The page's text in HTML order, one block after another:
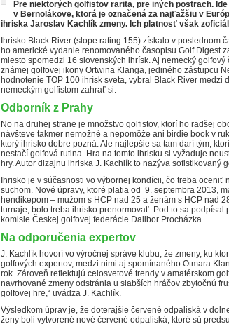
Pre niektorých golfistov rarita, pre iných postrach.
v Bernolákove, ktorá je označená za najťažšiu v
ihriska Jaroslav Kachlík zmeny. Ich platnosť však
Ihrisko Black River (slope rating 155) získalo v poslednom
ho americké vydanie renomovaného časopisu Golf Digest
miesto spomedzi 16 slovenských ihrísk. Aj nemecký
známej golfovej ikony Ortwina Klanga, jediného zástupcu
hodnotenie TOP 100 ihrísk sveta, vybral Black River
nemeckým golfistom zahrať si.
Odborník z Prahy
No na druhej strane je množstvo golfistov, ktorí ho radšej
návšteve takmer nemožné a nepomôže ani birdie book v
ktorý ihrisko dobre pozná. Ale najlepšie sa tam darí tým,
nestačí golfová rutina. Hra na tomto ihrisku si vyžaduje
hry. Autor dizajnu ihriska J. Kachlík to nazýva sofistikovaný
Ihrisko je v súčasnosti vo výbornej kondícii, čo treba
suchom. Nové úpravy, ktoré platia od 9. septembra 2013,
hendikepom – mužom s HCP nad 25 a ženám s HCP nad
turnaje, bolo treba ihrisko prenormovať. Pod to sa podpísal
komisie Českej golfovej federácie Dalibor Procházka.
Na odporučenia expertov
J. Kachlík hovorí vo výročnej správe klubu, že zmeny, ku
golfových expertov, medzi nimi aj spomínaného Otmara
rok. Zároveň reflektujú celosvetové trendy v amatérskom
navrhované zmeny odstránia u slabších hráčov zbytočnú
golfovej hre,“ uvádza J. Kachlík.
Výsledkom úprav je, že doterajšie červené odpaliská v
ženy boli vytvorené nové červené odpaliská, ktoré sú